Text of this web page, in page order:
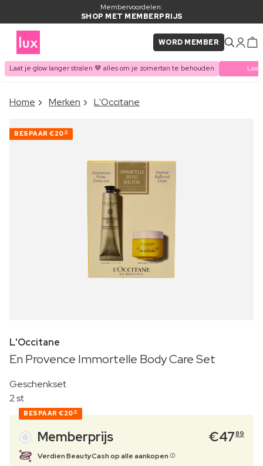
Membervoordelen:
SHOP MET MEMBERPRIJS
WORD MEMBER
Laat je glow langer stralen 🤎 alles om je zomertan te behouden
ITEM TOEGEVOEGD AAN
Home Merken L'Occitane
BESPAAR €20 10
L'Occitane
En Provence Immortelle Body Care Set
Geschenkset
2 st
BESPAAR €20 10
Memberprijs €4789
Verdien BeautyCash op alle aankopen